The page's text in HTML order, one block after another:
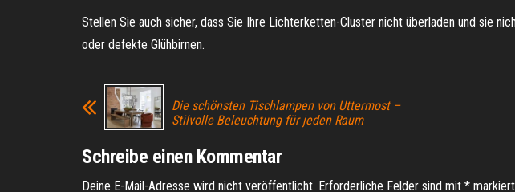
Stellen Sie auch sicher, dass Sie Ihre Lichterketten-Cluster nicht überladen und sie
oder defekte Glühbirnen.
Die schönsten Tischlampen von Uttermost –
Stilvolle Beleuchtung für jeden Raum
Schreibe einen Kommentar
Deine E-Mail-Adresse wird nicht veröffentlicht. Erforderliche Felder sind mit * markiert